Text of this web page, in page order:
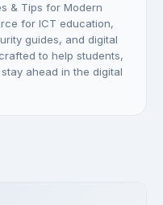
& Tips for Modern
for ICT education,
guides, and digital
to help students,
ahead in the digital